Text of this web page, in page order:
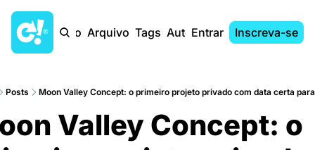
Início Arquivo Tags AutoresEntrar Inscreva-se
Posts Moon Valley Concept: o primeiro projeto privado com data certa
Valley Concept: o